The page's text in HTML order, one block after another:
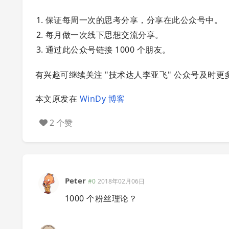
保证每周一次的思考分享，分享在此公众号中。
每月做一次线下思想交流分享。
通过此公众号链接 1000 个朋友。
有兴趣可继续关注 "技术达人李亚飞" 公众号及时更
本文原发在 WinDy 博客
2 个赞
Peter #0 2018年02月06日
1000 个粉丝理论？